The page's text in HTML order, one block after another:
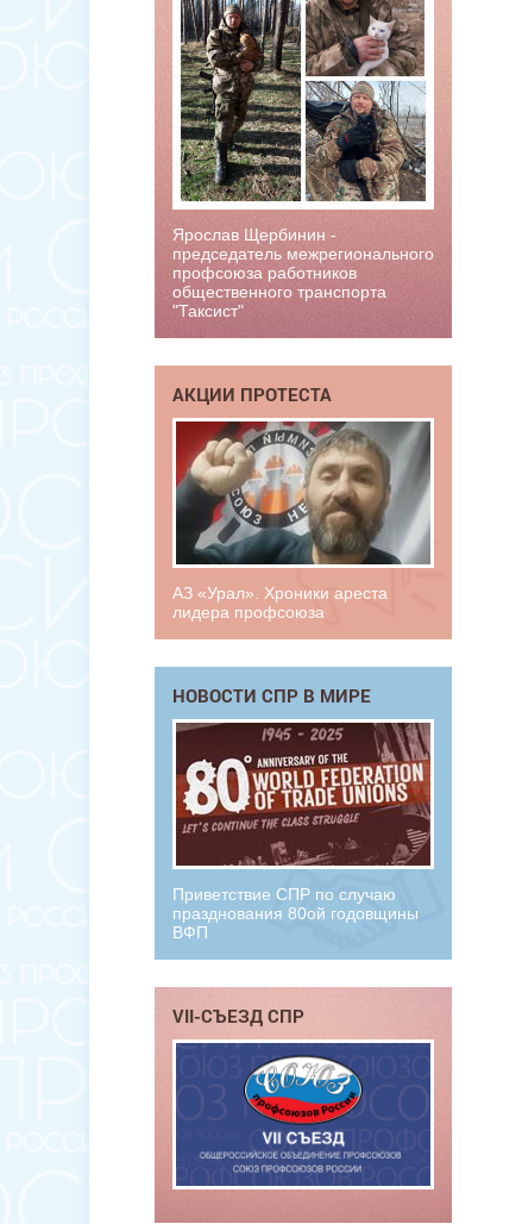
Ярослав Щербинин -
председатель межрегионального
профсоюза работников
общественного транспорта
"Таксист"
АКЦИИ ПРОТЕСТА
АЗ «Урал». Хроники ареста
лидера профсоюза
НОВОСТИ СПР В МИРЕ
Приветствие СПР по случаю
празднования 80ой годовщины
ВФП
VII-СЪЕЗД СПР